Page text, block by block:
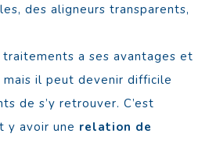
des aligneurs transparents,
traitements a ses avantages et
mais il peut devenir difficile
de s’y retrouver. C’est
y avoir une relation de